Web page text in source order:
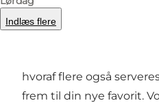
Indlæs flere
hvoraf flere også
frem til din nye favorit.